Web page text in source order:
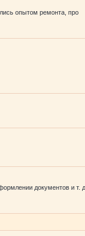
опытом ремонта, про
документов и т.